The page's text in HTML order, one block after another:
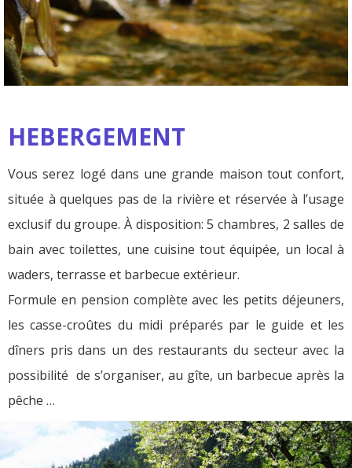
HEBERGEMENT
Vous serez logé dans une grande maison tout confort,
située à quelques pas de la rivière et réservée à l’usage
exclusif du groupe. À disposition: 5 chambres, 2 salles de
bain avec toilettes, une cuisine tout équipée, un local à
waders, terrasse et barbecue extérieur.
Formule en pension complète avec les petits déjeuners,
les casse-croûtes du midi préparés par le guide et les
dîners pris dans un des restaurants du secteur avec la
possibilité de s’organiser, au gîte, un barbecue après la
pêche …